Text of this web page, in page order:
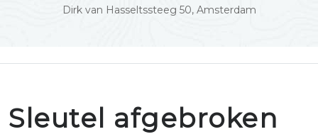
Dirk van Hasseltssteeg 50, Amsterdam
Sleutel afgebroken